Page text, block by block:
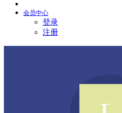
会员中心
登录
注册